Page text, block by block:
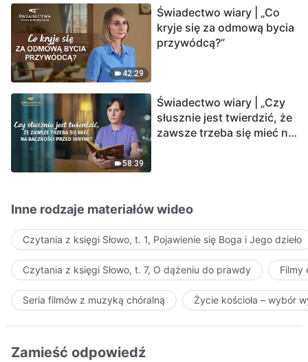
42:29
Świadectwo wiary | „Co
kryje się za odmową bycia
przywódcą?”
58:39
Świadectwo wiary | „Czy
słusznie jest twierdzić, że
zawsze trzeba się mieć na
Inne rodzaje materiałów wideo
Czytania z księgi Słowo, t. 1, Pojawienie się Boga i Jego dzieło
Czytania z księgi Słowo, t. 7, O dążeniu do prawdy Filmy
Seria filmów z muzyką chóralną Życie kościoła – wybór
Zamieść odpowiedź